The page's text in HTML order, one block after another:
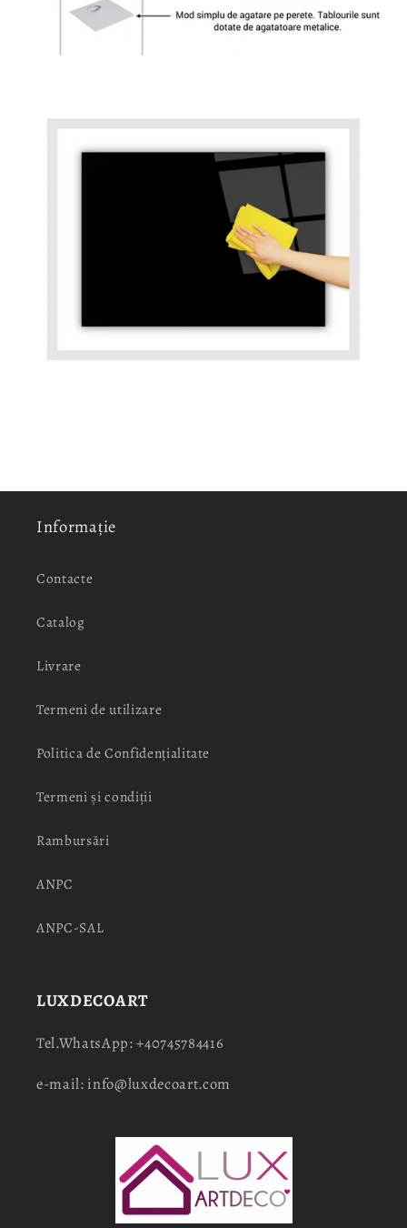
Informație
Contacte
Catalog
Livrare
Termeni de utilizare
Politica de Confidențialitate
Termeni și condiții
Rambursări
ANPC
ANPC-SAL
LUXDECOART
Tel.WhatsApp: +40745784416
e-mail: info@luxdecoart.com